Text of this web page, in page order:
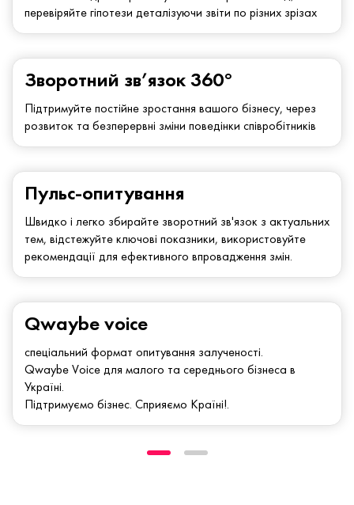
перевіряйте гіпотези деталізуючи звіти по різних зрізах
Зворотний зв’язок 360°
Підтримуйте постійне зростання вашого бізнесу, через
розвиток та безперервні зміни поведінки співробітників
Qwaybe voice
спеціальний формат опитування залученості.
Qwaybe Voice для малого та середнього бізнеса в
Україні.
Підтримуємо бізнес. Сприяємо Країні!.
Пульс-опитування
Швидко і легко збирайте зворотний зв'язок з актуальних
тем, відстежуйте ключові показники, використовуйте
рекомендації для ефективного впровадження змін.